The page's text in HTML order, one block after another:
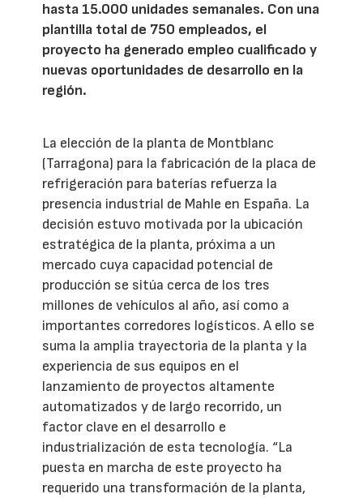
hasta 15.000 unidades semanales. Con una
plantilla total de 750 empleados, el
proyecto ha generado empleo cualificado y
nuevas oportunidades de desarrollo en la
región.
La elección de la planta de Montblanc
(Tarragona) para la fabricación de la placa de
refrigeración para baterías refuerza la
presencia industrial de Mahle en España. La
decisión estuvo motivada por la ubicación
estratégica de la planta, próxima a un
mercado cuya capacidad potencial de
producción se sitúa cerca de los tres
millones de vehículos al año, así como a
importantes corredores logísticos. A ello se
suma la amplia trayectoria de la planta y la
experiencia de sus equipos en el
lanzamiento de proyectos altamente
automatizados y de largo recorrido, un
factor clave en el desarrollo e
industrialización de esta tecnología. “La
puesta en marcha de este proyecto ha
requerido una transformación de la planta,